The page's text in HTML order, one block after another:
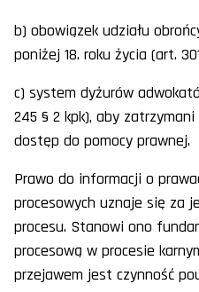
b) obowiązek udziału
poniżej 18. roku życia (art.
c) system dyżurów
245 § 2 kpk), aby
dostęp do pomocy prawnej.
Prawo do informacji o
procesowych uznaje się za
procesu. Stanowi ono
procesową w procesie
przejawem jest czynność